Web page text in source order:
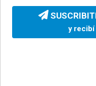
y recibí